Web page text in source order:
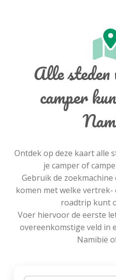
Alle steden
camper
Ontdek op deze kaart alle
je camper of
Gebruik de
komen met welke vertrek-
roadtrip kunt
Voer hiervoor de eerste
overeenkomstige veld in
Namibië